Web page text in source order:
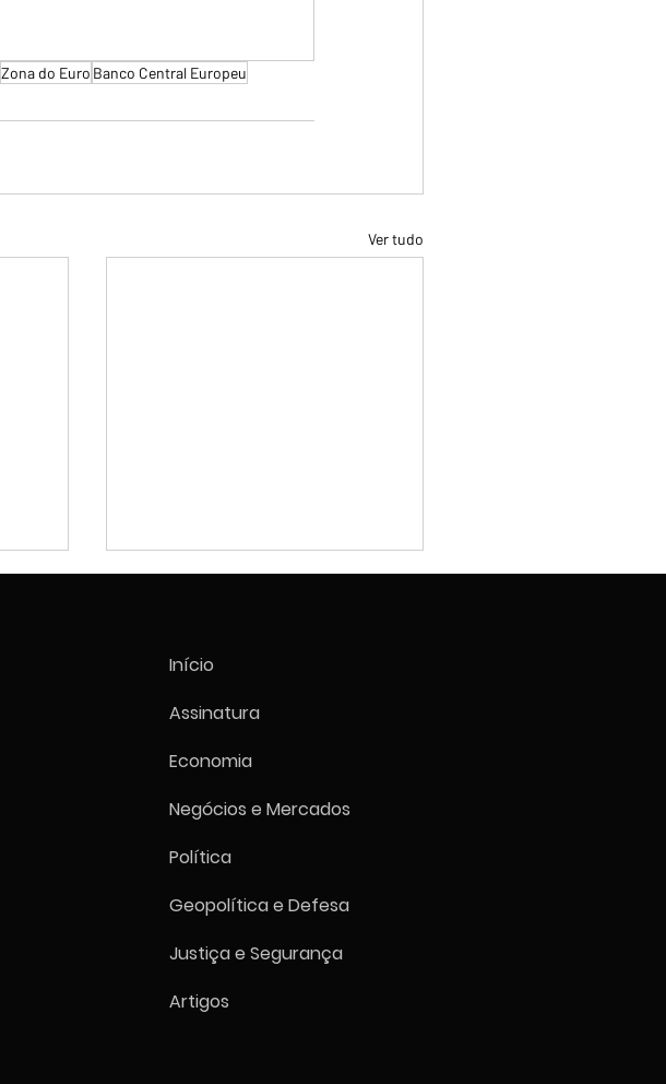
Zona do Euro Banco Central Europeu
Ver tudo
Indústria brasileira entra em
caindo a 47,5, pior nível desde
Início
Assinatura
Economia
Negócios e Mercados
Política
Geopolítica e Defesa
Justiça e Segurança
Artigos